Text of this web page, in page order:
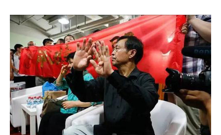
PHOTO
TÀI LIỆU
Khám Phá